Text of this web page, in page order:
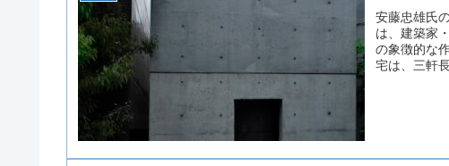
安藤忠雄氏
は、建築家
の象徴的な
宅は、三軒